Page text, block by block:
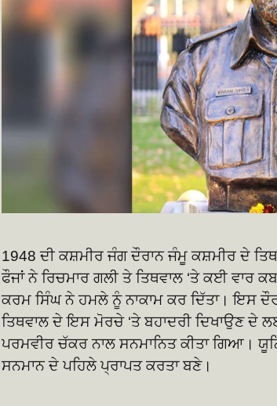
1948 ਦੀ ਕਸ਼ਮੀਰ ਜੰਗ ਦੌਰਾਨ ਜੰਮੂ ਕਸ਼ਮੀਰ ਦੇ
ਫੌਜਾਂ ਨੇ ਰਿਚਮਾਰ ਗਲੀ ਤੇ ਤਿਥਵਾਲ ‘ਤੇ ਕਈ ਵਾਰ
ਕਰਮ ਸਿੰਘ ਨੇ ਹਮਲੇ ਨੂੰ ਨਾਕਾਮ ਕਰ ਦਿੱਤਾ। ਇਸ
ਤਿਥਵਾਲ ਦੇ ਇਸ ਮੋਰਚੇ ‘ਤੇ ਬਹਾਦਰੀ ਦਿਖਾਉਣ ਦੇ
ਪਰਮਵੀਰ ਚੱਕਰ ਨਾਲ ਸਨਮਾਨਿਤ ਕੀਤਾ ਗਿਆ।
ਸਨਮਾਨ ਦੇ ਪਹਿਲੇ ਪ੍ਰਾਪਤ ਕਰਤਾ ਬਣੇ।